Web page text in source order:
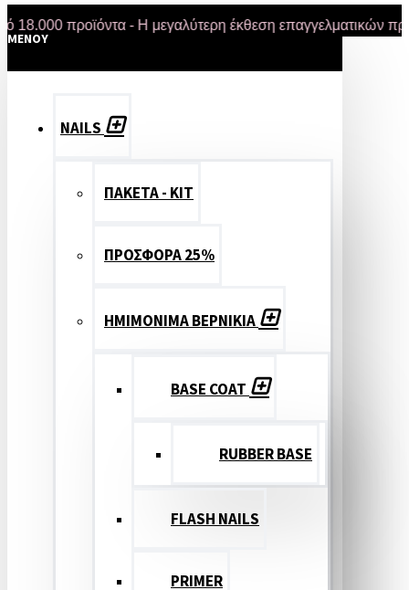
- Η μεγαλύτερη έκθεση επαγγελματικών
MENOY
NAILS
ΠΑΚΕΤΑ - ΚΙΤ
ΠΡΟΣΦΟΡΑ 25%
ΗΜΙΜΟΝΙΜΑ ΒΕΡΝΙΚΙΑ
BASE COAT
RUBBER BASE
FLASH NAILS
PRIMER